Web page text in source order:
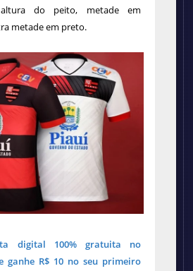
do peito, metade em
metade em preto.
digital 100% gratuita no
ganhe R$ 10 no seu primeiro